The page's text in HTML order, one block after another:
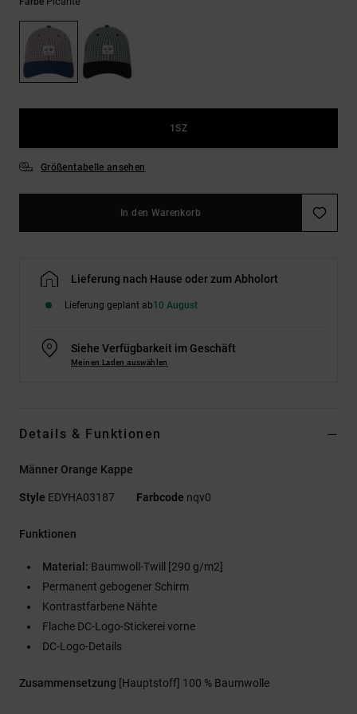
1SZ
Größentabelle ansehen
In den Warenkorb
Lieferung nach Hause oder zum Abholort
Lieferung geplant ab10 August
Siehe Verfügbarkeit im Geschäft
Meinen Laden auswählen
Details & Funktionen
Männer Orange Kappe
Style EDYHA03187 Farbcode nqv0
Funktionen
Material: Baumwoll-Twill [290 g/m2]
Permanent gebogener Schirm
Kontrastfarbene Nähte
Flache DC-Logo-Stickerei vorne
DC-Logo-Details
Zusammensetzung [Hauptstoff] 100 % Baumwolle